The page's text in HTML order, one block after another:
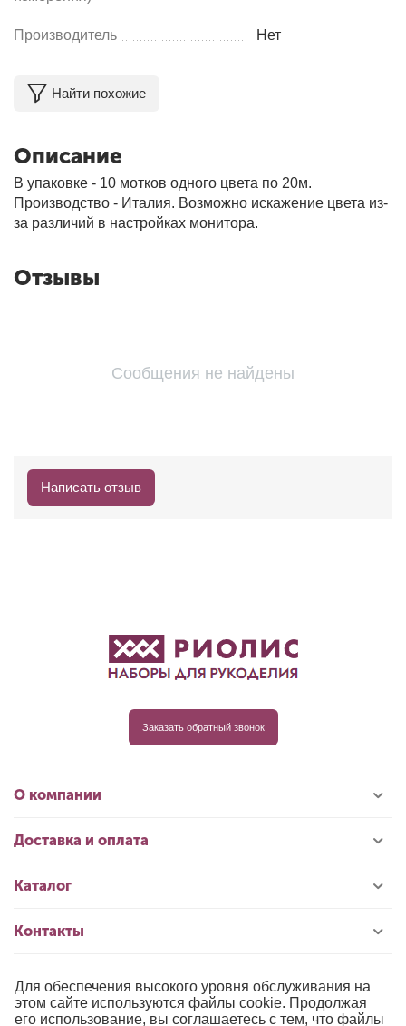
Производитель Нет
Найти похожие
Описание
В упаковке - 10 мотков одного цвета по 20м.
Производство - Италия. Возможно искажение цвета из-
за различий в настройках монитора.
Отзывы
Сообщения не найдены
Написать отзыв
Заказать обратный звонок
О компании
Доставка и оплата
Каталог
Контакты
© 1996-2026 «РИОЛИС»
Для обеспечения высокого уровня обслуживания на
этом сайте используются файлы cookie. Продолжая
его использование, вы соглашаетесь с тем, что файлы